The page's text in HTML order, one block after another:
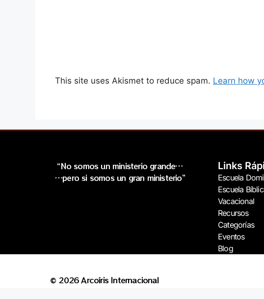
This site uses Akismet to reduce spam. Learn how
“No somos un ministerio grande…
…pero si somos un gran ministerio”
Links
Escuela
Escuela
Vacacional
Recursos
Categorías
Eventos
Blog
© 2026 Arcoíris Internacional